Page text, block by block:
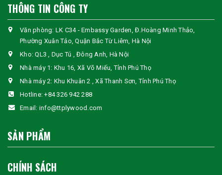
THÔNG TIN CÔNG TY
Văn phòng: LK C34 - Embassy Garden, Đ.Hoàng Minh Thảo,
Phường Xuân Tảo, Quận Bắc Từ Liêm, Hà Nội
Kho: QL3 , Dục Tú , Đông Anh, Hà Nội
Nhà máy 1: Khu 16, Xã Võ Miếu, Tỉnh Phú Thọ
Nhà máy 2: Khu Khuân 2 , Xã Thanh Sơn, Tỉnh Phú Thọ
Hotline:+84 326 942 288
Email: info@ttplywood.com
SẢN PHẨM
CHÍNH SÁCH